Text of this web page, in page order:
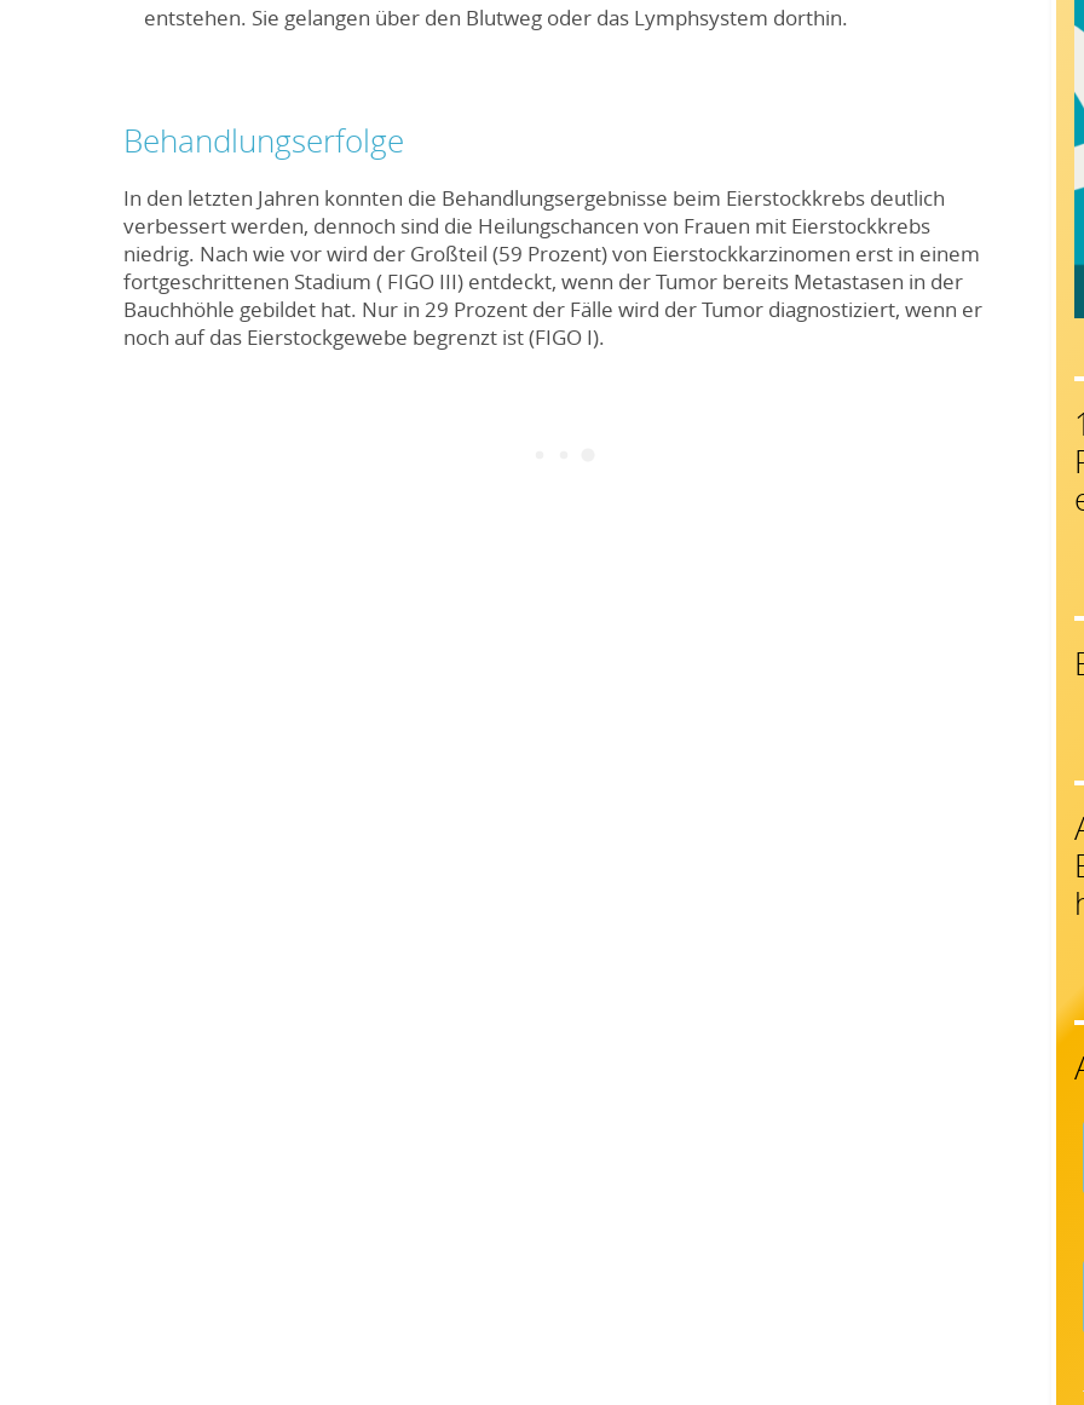
entstehen. Sie gelangen über den Blutweg oder das Lymphsystem dorthin.
Behandlungserfolge
In den letzten Jahren konnten die Behandlungsergebnisse beim Eierstockkrebs deutlich
verbessert werden, dennoch sind die Heilungschancen von Frauen mit Eierstockkrebs
niedrig. Nach wie vor wird der Großteil (59 Prozent) von Eierstockkarzinomen erst in einem
fortgeschrittenen Stadium ( FIGO III) entdeckt, wenn der Tumor bereits Metastasen in der
Bauchhöhle gebildet hat. Nur in 29 Prozent der Fälle wird der Tumor diagnostiziert, wenn er
noch auf das Eierstockgewebe begrenzt ist (FIGO I).